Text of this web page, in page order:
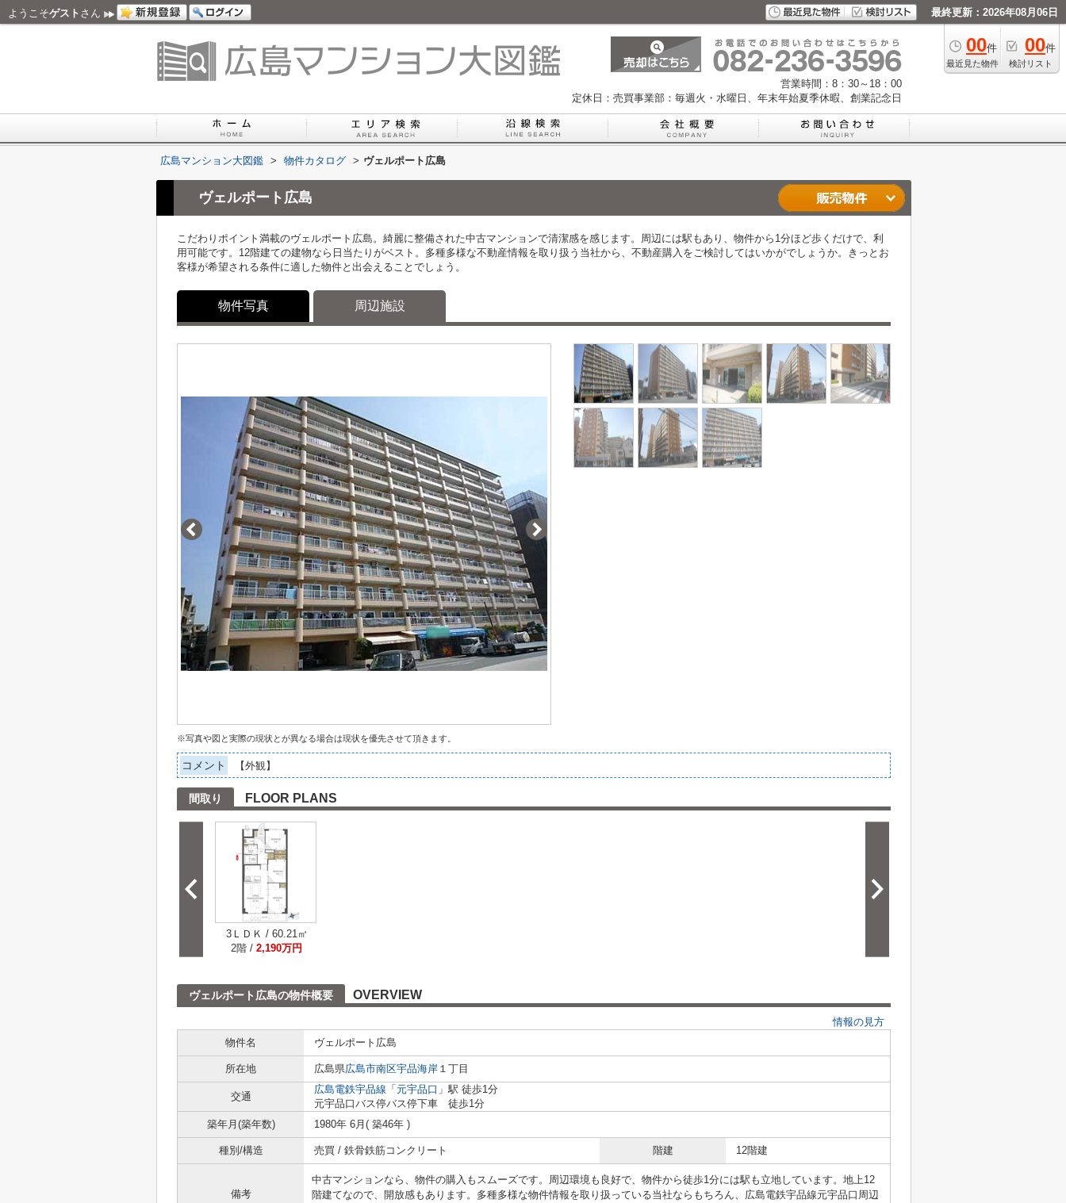
ようこそゲスト さん 最終更新：2026年08月06日
00件
最近見た物件
00件
検討リスト
営業時間：8：30～18：00
定休日：売買事業部：毎週火・水曜日、年末年始夏季休暇、創業記念日
広島マンション大図鑑 > 物件カタログ > ヴェルポート広島
ヴェルポート広島
こだわりポイント満載のヴェルポート広島。綺麗に整備された中古マンションで清潔感を感じます。周辺には駅もあり、物件から1分ほど歩くだけで、利
用可能です。12階建ての建物なら日当たりがベスト。多種多様な不動産情報を取り扱う当社から、不動産購入をご検討してはいかがでしょうか。きっとお
客様が希望される条件に適した物件と出会えることでしょう。
物件写真 周辺施設
※写真や図と実際の現状とが異なる場合は現状を優先させて頂きます。
コメント 【外観】
間取り FLOOR PLANS
3ＬＤＫ / 60.21㎡
2階 / 2,190万円
ヴェルポート広島の物件概要 OVERVIEW
情報の見方
物件名
ヴェルポート広島
所在地 広島県広島市南区宇品海岸 １丁目
交通
広島電鉄宇品線 「 元宇品口 」駅 徒歩1分
元宇品口バス停バス停下車 徒歩1分
築年月(築年数)
1980年 6月( 築46年 )
種別/構造 売買 / 鉄骨鉄筋コンクリート 階建 12階建
備考
中古マンションなら、物件の購入もスムーズです。周辺環境も良好で、物件から徒歩1分には駅も立地しています。地上12
階建てなので、開放感もあります。多種多様な物件情報を取り扱っている当社ならもちろん、広島電鉄宇品線元宇品口周辺